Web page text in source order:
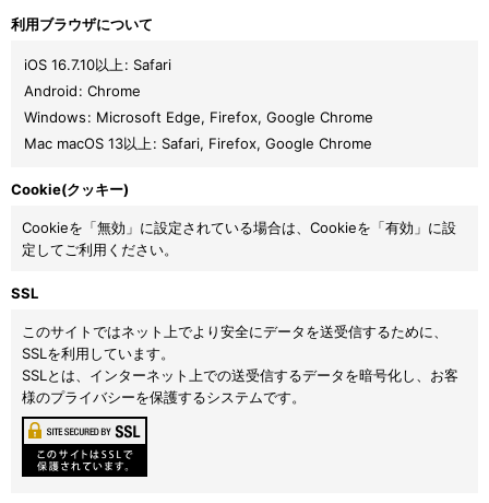
利用ブラウザについて
iOS 16.7.10以上: Safari
Android: Chrome
Windows: Microsoft Edge, Firefox, Google Chrome
Mac macOS 13以上: Safari, Firefox, Google Chrome
Cookie(クッキー)
Cookieを「無効」に設定されている場合は、Cookieを「有効」に設
定してご利用ください。
SSL
このサイトではネット上でより安全にデータを送受信するために、
SSLを利用しています。
SSLとは、インターネット上での送受信するデータを暗号化し、お客
様のプライバシーを保護するシステムです。